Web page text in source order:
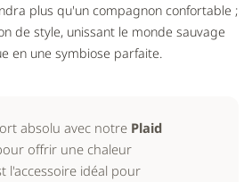
plus qu'un compagnon confortable ;
de style, unissant le monde sauvage
en une symbiose parfaite.
absolu avec notre Plaid
offrir une chaleur
l'accessoire idéal pour